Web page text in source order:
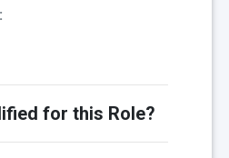
for this Role?